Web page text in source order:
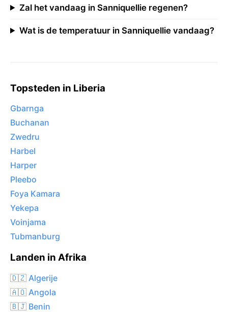
Zal het vandaag in Sanniquellie regenen?
Wat is de temperatuur in Sanniquellie vandaag?
Topsteden in Liberia
Gbarnga
Buchanan
Zwedru
Harbel
Harper
Pleebo
Foya Kamara
Yekepa
Voinjama
Tubmanburg
Landen in Afrika
🇩🇿 Algerije
🇦🇴 Angola
🇧🇯 Benin